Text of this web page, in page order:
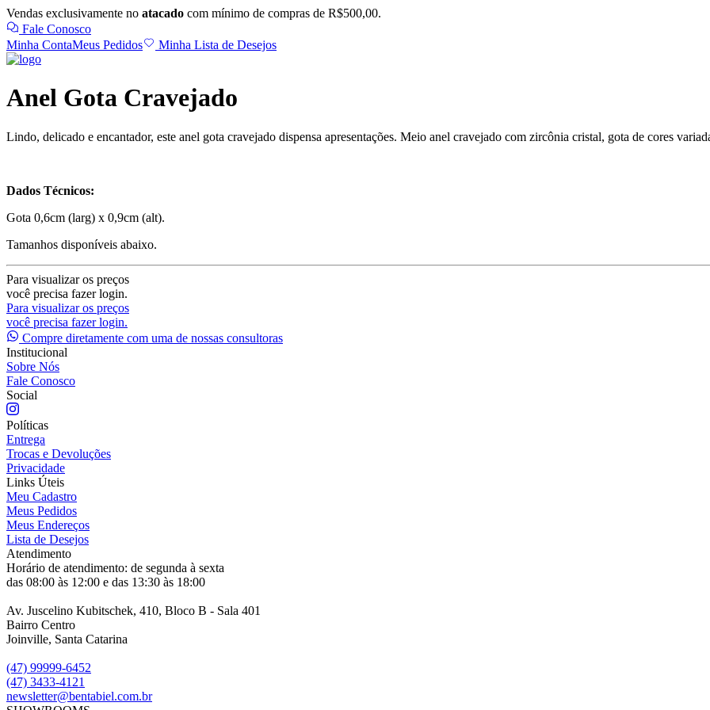
Vendas exclusivamente no atacado com mínimo de compras de R$500,00.
Fale Conosco
Minha ContaMeus Pedidos Minha Lista de Desejos
Anel Gota Cravejado
Lindo, delicado e encantador, este anel gota cravejado dispensa apresentações. Meio anel cravejado com zircônia cristal, gota de cores
Dados Técnicos:
Gota 0,6cm (larg) x 0,9cm (alt).
Tamanhos disponíveis abaixo.
Para visualizar os preços
você precisa fazer login.
Para visualizar os preços
você precisa fazer login.
Compre diretamente com uma de nossas consultoras
Institucional
Sobre Nós
Fale Conosco
Social
Políticas
Entrega
Trocas e Devoluções
Privacidade
Links Úteis
Meu Cadastro
Meus Pedidos
Meus Endereços
Lista de Desejos
Atendimento
Horário de atendimento: de segunda à sexta
das 08:00 às 12:00 e das 13:30 às 18:00
Av. Juscelino Kubitschek, 410, Bloco B - Sala 401
Bairro Centro
Joinville, Santa Catarina
(47) 99999-6452
(47) 3433-4121
newsletter@bentabiel.com.br